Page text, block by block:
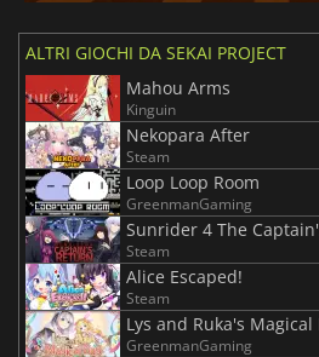
ALTRI GIOCHI DA SEKAI PROJECT
Mahou Arms
Kinguin
Nekopara After
Steam
Loop Loop Room
GreenmanGaming
Sunrider 4 The
Steam
Alice Escaped!
Steam
Lys and Ruka's Magical
GreenmanGaming